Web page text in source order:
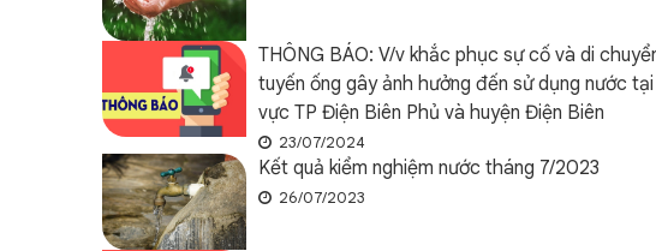
THÔNG BÁO: V/v khắc phục sự cố và di
tuyến ống gây ảnh hưởng đến sử dụng nước tại
vực TP Điện Biên Phủ và huyện Điện Biên
23/07/2024
Kết quả kiểm nghiệm nước tháng 7/2023
26/07/2023